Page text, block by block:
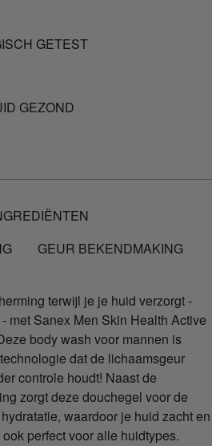
GETEST
GEZOND
GEUR BEKENDMAKING
terwijl je je huid verzorgt -
met Sanex Men Skin Health Active
body wash voor mannen is
dat de lichaamsgeur
controle houdt! Naast de
zorgt deze douchegel voor de
waardoor je huid zacht en
perfect voor alle huidtypes.